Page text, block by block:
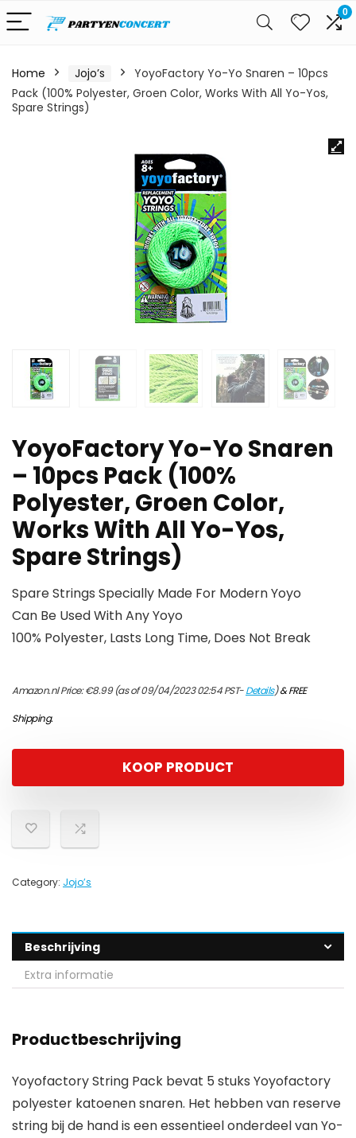
0
Home Jojo’s
YoyoFactory Yo-Yo Snaren – 10pcs
Pack (100% Polyester, Groen Color, Works With All Yo-Yos,
Spare Strings)
YoyoFactory Yo-Yo Snaren
– 10pcs Pack (100%
Polyester, Groen Color,
Works With All Yo-Yos,
Spare Strings)
Spare Strings Specially Made For Modern Yoyo
Can Be Used With Any Yoyo
100% Polyester, Lasts Long Time, Does Not Break
Amazon.nl Price:€8.99(as of 09/04/2023 02:54 PST-Details)&FREE
Shipping.
KOOP PRODUCT
Category: Jojo’s
Beschrijving
Extra informatie
Productbeschrijving
Yoyofactory String Pack bevat 5 stuks Yoyofactory
polyester katoenen snaren. Het hebben van reserve
string bij de hand is een essentieel onderdeel van Yo-